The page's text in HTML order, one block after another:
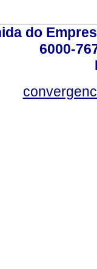
do
6000-